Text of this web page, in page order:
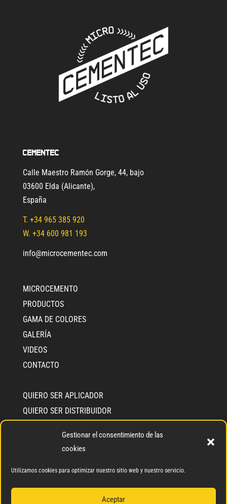
Gestionar el consentimiento de las
cookies
Utilizamos cookies para optimizar nuestro sitio web y nuestro servicio.
Aceptar
Cementec
Calle Maestro Ramón Gorge, 44, bajo
03600 Elda (Alicante),
España
T. +34 965 385 920
W. +34 600 981 193
info@microcementec.com
MICROCEMENTO
PRODUCTOS
GAMA DE COLORES
GALERÍA
VIDEOS
CONTACTO
QUIERO SER APLICADOR
QUIERO SER DISTRIBUIDOR
BLOG